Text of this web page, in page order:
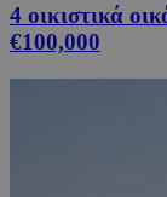
4 οικιστικά
€100,000